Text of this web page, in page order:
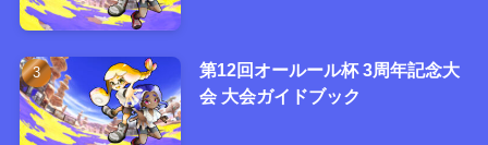
第12回オールール杯 3周年記念大
会 大会ガイドブック